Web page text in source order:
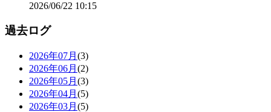
2026/06/22 10:15
過去ログ
2026年07月 (3)
2026年06月 (2)
2026年05月 (3)
2026年04月 (5)
2026年03月 (5)